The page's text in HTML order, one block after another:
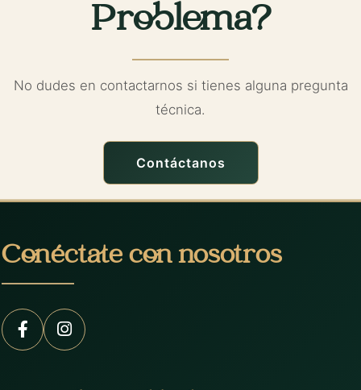
Problema?
No dudes en contactarnos si tienes alguna pregunta
técnica.
Contáctanos
Conéctate con nosotros